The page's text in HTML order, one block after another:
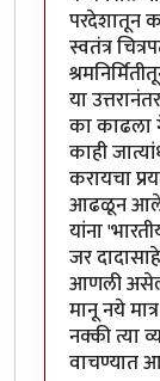
परदेशातून
स्वतंत्र
या
का काढला
काही
करायचा
आढळून आले.
यांना
जर
आणली असेल
मानू नये
नक्की त्या
वाचण्यात